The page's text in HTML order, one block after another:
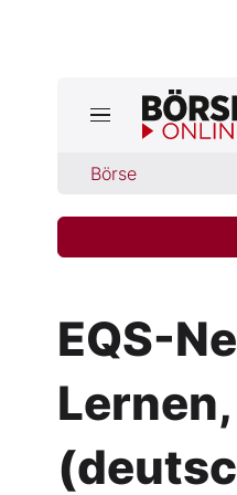
Börse
Börse
Abo &
BO-
Experten
EQS-